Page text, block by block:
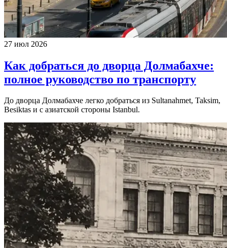
27 июл 2026
Как добраться до дворца Долмабахче:
полное руководство по транспорту
До дворца Долмабахче легко добраться из Sultanahmet, Taksim,
Besiktas и с азиатской стороны Istanbul.